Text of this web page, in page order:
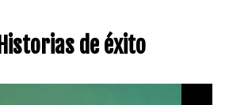
Historias de éxito